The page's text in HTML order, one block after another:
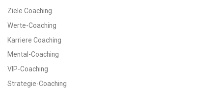
Ziele Coaching
Werte-Coaching
Karriere Coaching
Mental-Coaching
VIP-Coaching
Strategie-Coaching